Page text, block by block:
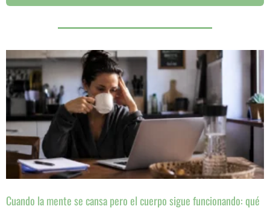
Cuando la mente se cansa pero el cuerpo sigue funcionando: qué